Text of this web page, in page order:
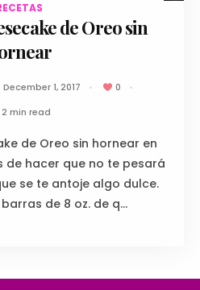
December 1, 2017
de Oreo sin
December 1, 2017
0
2 min read
de Oreo sin hornear en
de hacer que no te pesará
se te antoje algo dulce.
de 8 oz. de q...